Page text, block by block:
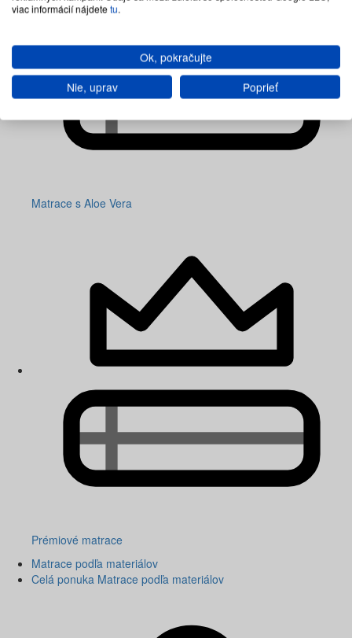
Matrace s Aloe Vera
Prémiové matrace
Matrace podľa materiálov
Celá ponuka Matrace podľa materiálov
viac informácií nájdetetu.
Ok, pokračujte
Nie, uprav
Poprieť